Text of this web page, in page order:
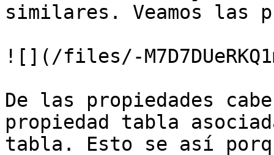
similares. Veamos las
![](/files/-
De las propiedades
propiedad tabla
tabla. Esto se así